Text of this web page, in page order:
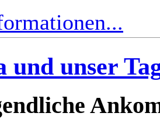
und unser